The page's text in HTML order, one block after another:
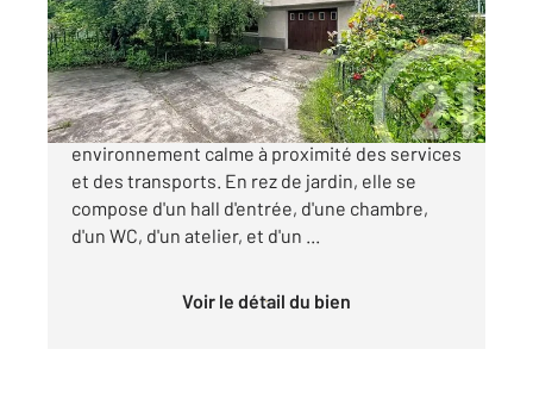
Maison à vendre
192 000 €
GERZAT, cette maison se situe dans un
environnement calme à proximité des services
et des transports. En rez de jardin, elle se
compose d'un hall d'entrée, d'une chambre,
d'un WC, d'un atelier, et d'un ...
Voir le détail du bien